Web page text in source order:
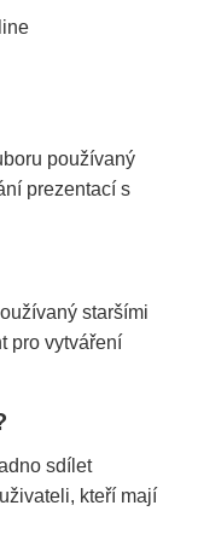
používaný
prezentací s
staršími
pro vytváření
sdílet
kteří mají